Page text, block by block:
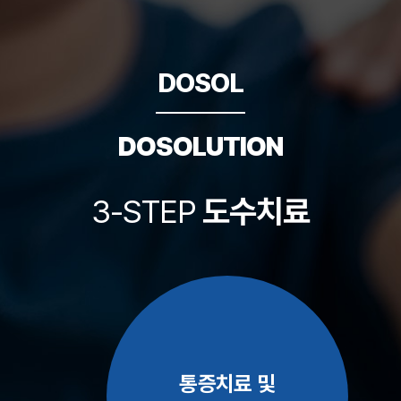
DOSOL
DOSOLUTION
3-STEP 도수치료
통증치료 및